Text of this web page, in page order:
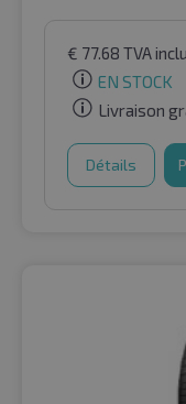
€ 77.68 TVA
EN STOCK
Livraison
Détails